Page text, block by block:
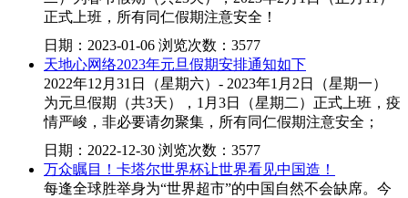
正式上班，所有同仁假期注意安全！
日期：2023-01-06 浏览次数：3577
天地心网络2023年元旦假期安排通知如下
2022年12月31日（星期六）- 2023年1月2日（星期一）
为元旦假期（共3天），1月3日（星期二）正式上班，疫
情严峻，非必要请勿聚集，所有同仁假期注意安全；
日期：2022-12-30 浏览次数：3577
万众瞩目！卡塔尔世界杯让世界看见中国造！
每逢全球胜举身为“世界超市”的中国自然不会缺席。今